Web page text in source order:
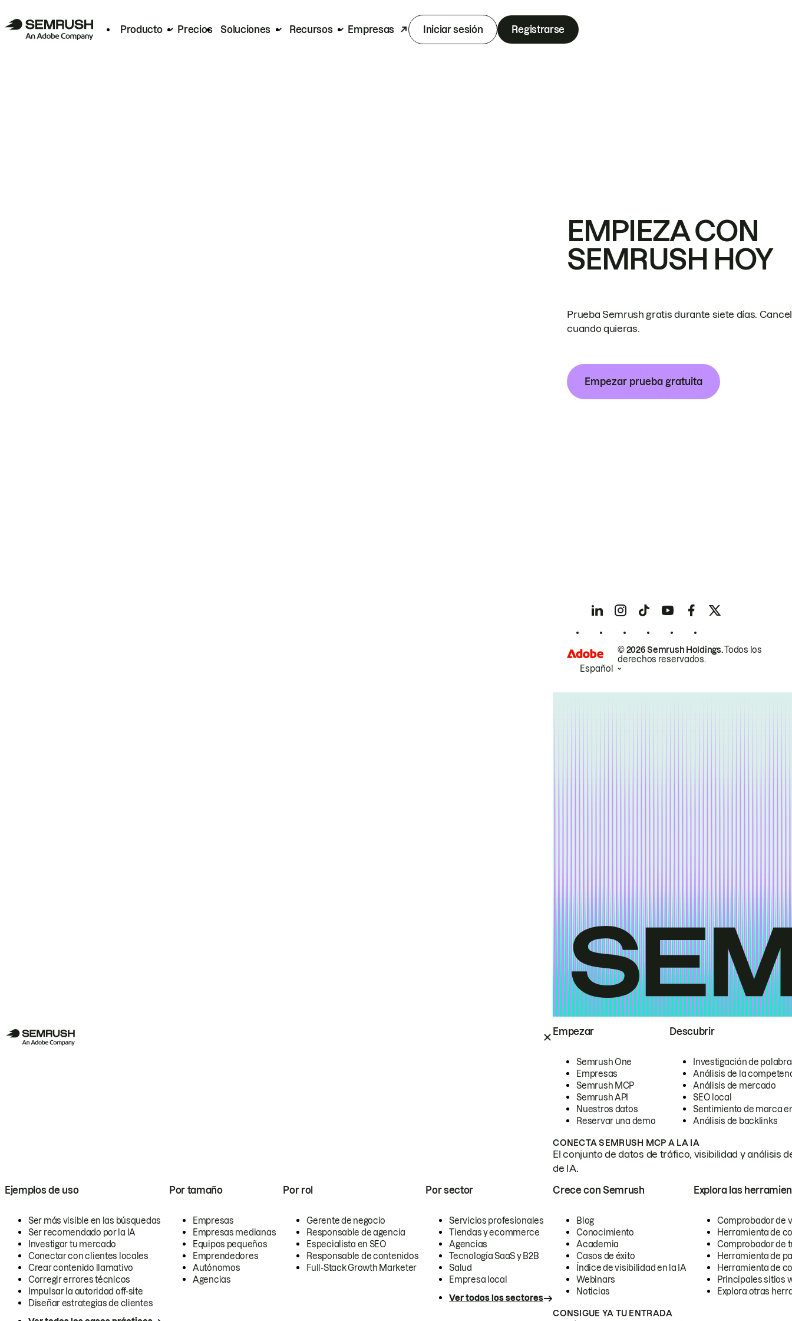
Producto Precios Soluciones Recursos Empresas Iniciar sesión Registrarse
Empezar
Semrush One
Empresas
Semrush MCP
Semrush API
Nuestros datos
Reservar una demo
Descubrir
Investigación de
Análisis de la
Análisis de mercado
SEO local
Sentimiento de marca
Análisis de backlinks
CONECTA SEMRUSH MCP A LA IA
El conjunto de datos de tráfico, visibilidad y análisis
de IA.
Ejemplos de uso
Ser más visible en las búsquedas
Ser recomendado por la IA
Investigar tu mercado
Conectar con clientes locales
Crear contenido llamativo
Corregir errores técnicos
Impulsar la autoridad off-site
Diseñar estrategias de clientes
Por tamaño
Empresas
Empresas medianas
Equipos pequeños
Emprendedores
Autónomos
Agencias
Por rol
Gerente de negocio
Responsable de agencia
Especialista en SEO
Responsable de contenidos
Full-Stack Growth Marketer
Por sector
Servicios profesionales
Tiendas y ecommerce
Agencias
Tecnología SaaS y B2B
Salud
Empresa local
Ver todos los sectores
Crece con Semrush
Blog
Conocimiento
Academia
Casos de éxito
Índice de visibilidad en la IA
Webinars
Noticias
Explora las
Comprobador de
Herramienta de
Comprobador de
Herramienta de
Herramienta de
Principales sitios
Explora otras
CONSIGUE YA TU ENTRADA
EMPIEZA CON
SEMRUSH HOY
Prueba Semrush gratis durante siete días.
cuando quieras.
Empezar prueba gratuita
© 2026 Semrush Holdings.Todos los
derechos reservados.
Español